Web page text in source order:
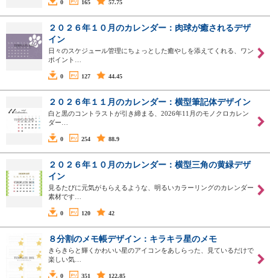
0 165 57.75
２０２６年１０月のカレンダー：肉球が癒されるデザ
イン
日々のスケジュール管理にちょっとした癒やしを添えてくれる、ワン
ポイント…
0 127 44.45
２０２６年１１月のカレンダー：横型筆記体デザイン
白と黒のコントラストが引き締まる、2026年11月のモノクロカレン
ダー…
0 254 88.9
２０２６年１０月のカレンダー：横型三角の黄緑デザ
イン
見るたびに元気がもらえるような、明るいカラーリングのカレンダー
素材です…
0 120 42
８分割のメモ帳デザイン：キラキラ星のメモ
きらきらと輝くかわいい星のアイコンをあしらった、見ているだけで
楽しい気…
0 351 122.85